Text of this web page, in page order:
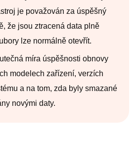
je považován za úspěšný
že jsou ztracená data plně
lze normálně otevřít.
míra úspěšnosti obnovy
modelech zařízení, verzích
a na tom, zda byly smazané
novými daty.